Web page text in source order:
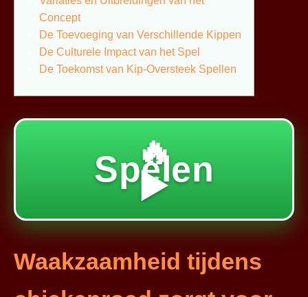
Concept
De Toevoeging van Verschillende Kippen
De Culturele Impact van het Spel
De Toekomst van Kip-Oversteek Spellen
🔥
Spelen
▶️
Waakzaamheid tijdens